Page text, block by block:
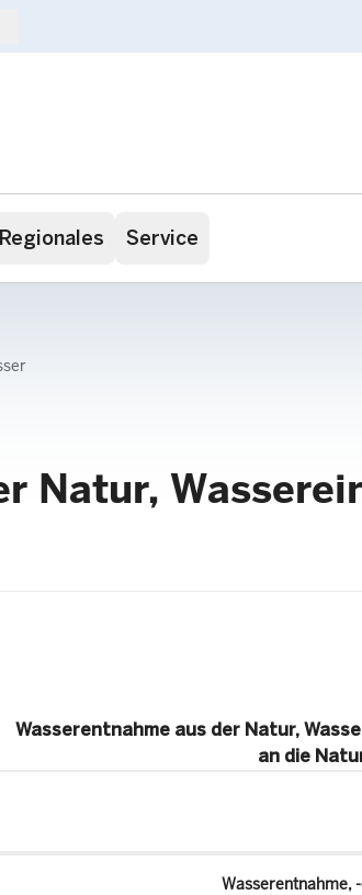
Regionales Service
Natur,
Wasserentnahme aus der Natur,
an die
Wasserentnahme,